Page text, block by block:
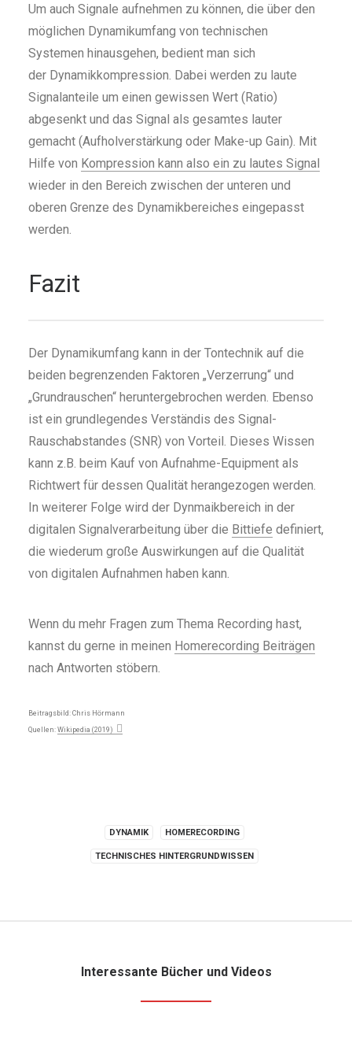
Um auch Signale aufnehmen zu können, die über den
möglichen Dynamikumfang von technischen
Systemen hinausgehen, bedient man sich
der Dynamikkompression. Dabei werden zu laute
Signalanteile um einen gewissen Wert (Ratio)
abgesenkt und das Signal als gesamtes lauter
gemacht (Aufholverstärkung oder Make-up Gain). Mit
Hilfe von Kompression kann also ein zu lautes Signal
wieder in den Bereich zwischen der unteren und
oberen Grenze des Dynamikbereiches eingepasst
werden.
Fazit
Der Dynamikumfang kann in der Tontechnik auf die
beiden begrenzenden Faktoren „Verzerrung“ und
„Grundrauschen“ heruntergebrochen werden. Ebenso
ist ein grundlegendes Verständis des Signal-
Rauschabstandes (SNR) von Vorteil. Dieses Wissen
kann z.B. beim Kauf von Aufnahme-Equipment als
Richtwert für dessen Qualität herangezogen werden.
In weiterer Folge wird der Dynmaikbereich in der
digitalen Signalverarbeitung über die Bittiefe definiert,
die wiederum große Auswirkungen auf die Qualität
von digitalen Aufnahmen haben kann.
Wenn du mehr Fragen zum Thema Recording hast,
kannst du gerne in meinen Homerecording Beiträgen
nach Antworten stöbern.
Beitragsbild: Chris Hörmann
Quellen: Wikipedia (2019)
DYNAMIK HOMERECORDING
TECHNISCHES HINTERGRUNDWISSEN
Interessante Bücher und Videos